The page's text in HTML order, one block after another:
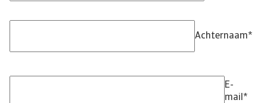
Achternaam*
E-
mail *